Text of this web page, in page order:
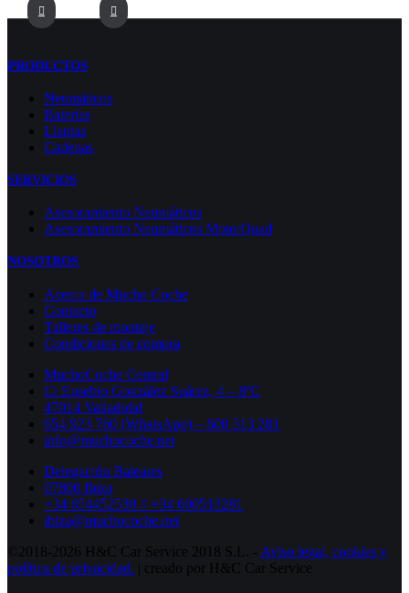
PRODUCTOS
Neumáticos
Baterías
Llantas
Cadenas
SERVICIOS
Asesoramiento Neumáticos
Asesoramiento Neumáticos Moto/Quad
NOSOTROS
Acerca de Mucho Coche
Contacto
Talleres de montaje
Condiciones de compra
MuchoCoche Central
C/ Eusebio González Suárez, 4 – 8ºC
47014 Valladolid
654 923 760 (WhatsApp) – 600 513 281
info@muchocoche.net
Delegación Baleares
07800 Ibiza
+34 654452530 // +34 600513281
ibiza@muchocoche.net
©2018-2026 H&C Car Service 2018 S.L. - Aviso legal, cookies y
política de privacidad. | creado por H&C Car Service